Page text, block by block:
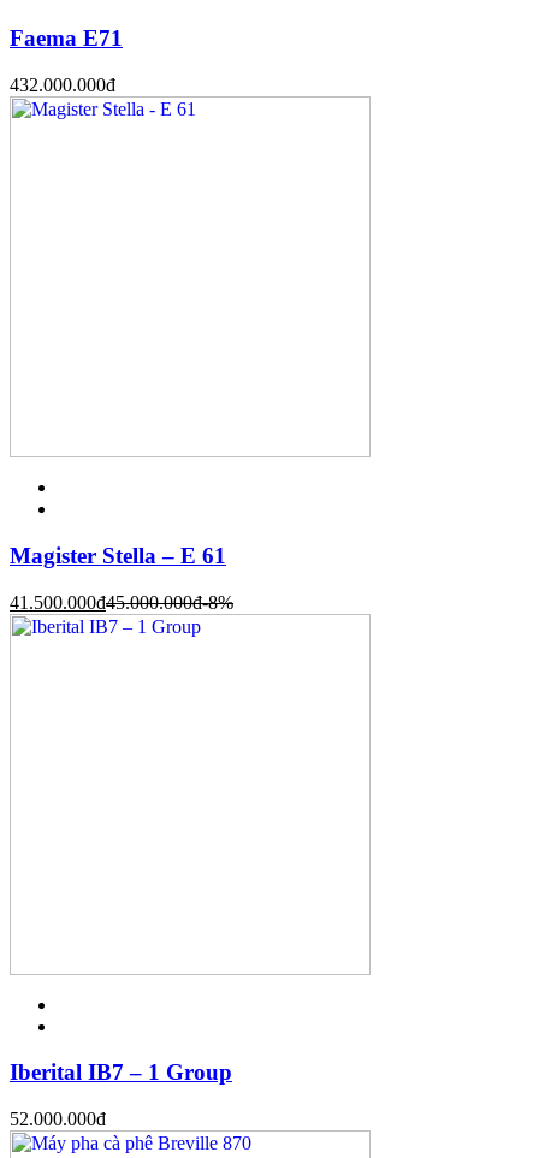
Faema E71
432.000.000đ
Magister Stella – E 61
41.500.000đ45.000.000đ-8%
Iberital IB7 – 1 Group
52.000.000đ